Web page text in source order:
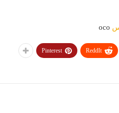
ReddIt
Pinterest